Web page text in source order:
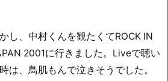
し、中村くんを観たくてROCK IN
2001に行きました。Liveで聴い
は、鳥肌もんで泣きそうでした。